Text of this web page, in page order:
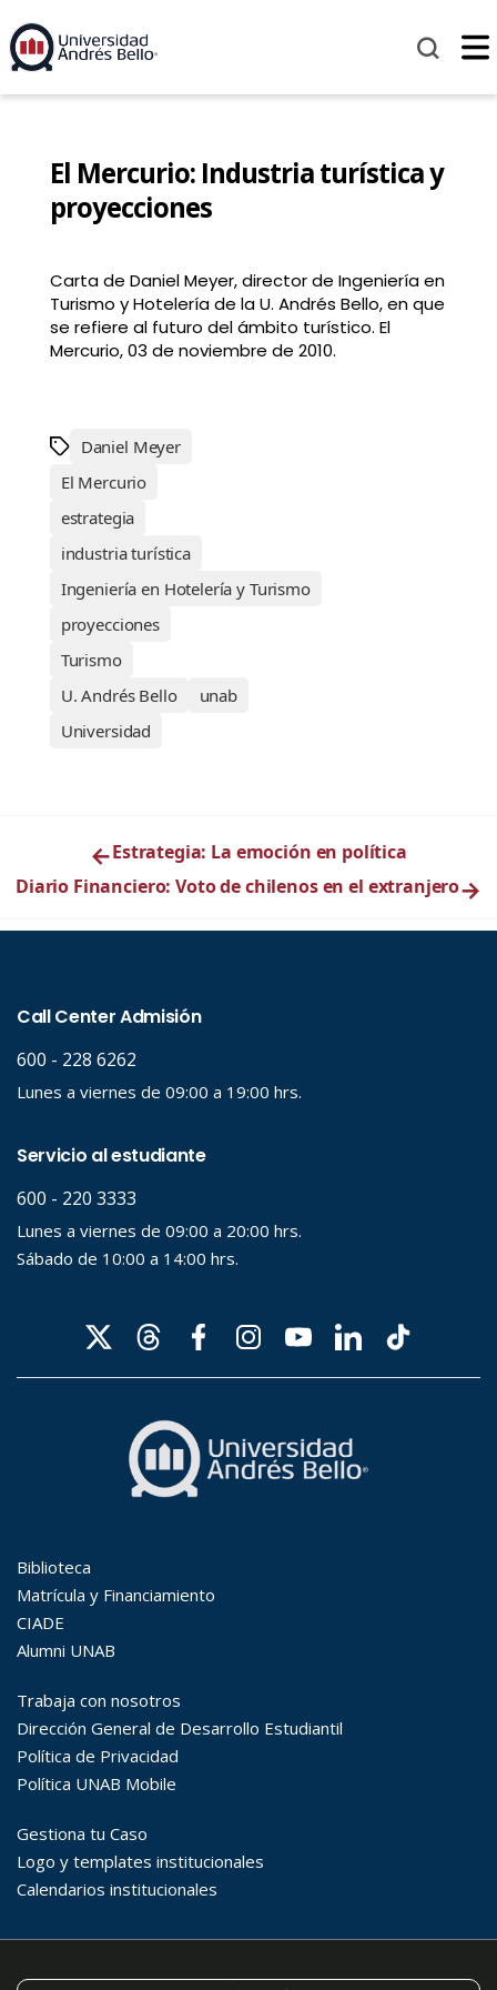
El Mercurio: Industria turística y
proyecciones
Carta de Daniel Meyer, director de Ingeniería en
Turismo y Hotelería de la U. Andrés Bello, en que
se refiere al futuro del ámbito turístico. El
Mercurio, 03 de noviembre de 2010.
Daniel Meyer
El Mercurio
estrategia
industria turística
Ingeniería en Hotelería y Turismo
proyecciones
Turismo
U. Andrés Bello
unab
Universidad
←Estrategia: La emoción en política
Diario Financiero: Voto de chilenos en el extranjero→